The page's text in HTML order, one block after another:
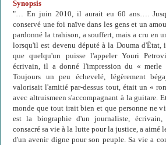
Synopsis
"… En juin 2010, il aurait eu 60 ans….
conservé une foi naïve dans les gens et un
pardonné la trahison, a souffert, mais a cru en
lorsqu'il est devenu député à la Douma
que quelqu'un puisse l'appeler Youri
écrivain, il a donné l'impression du « merle
Toujours un peu échevelé, légèrement
valorisait l'amitié par-dessus tout, était un «
avec altruismeen s'accompagnant à la guitare.
monde que tout irait bien et que personne ne
est la biographie d'un journaliste,
consacré sa vie à la lutte pour la justice, a aimé
d'un avenir digne pour son peuple. Sa vie a